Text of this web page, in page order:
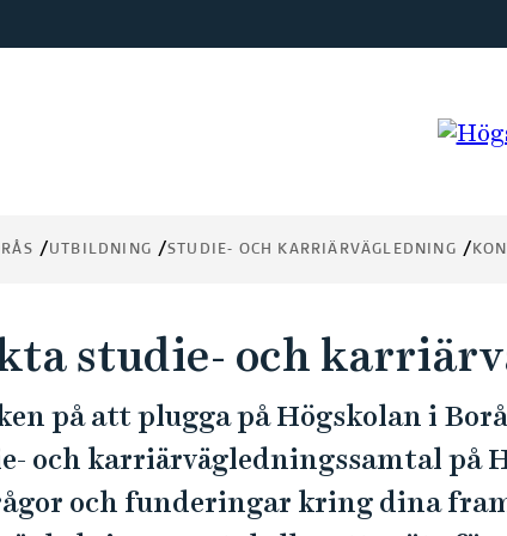
UTBILDNING STUDIE- OCH KARRIÄRVÄGLEDNING
studie- och
på att plugga på Högskolan i
och karriärvägledningssamtal på
och funderingar kring dina